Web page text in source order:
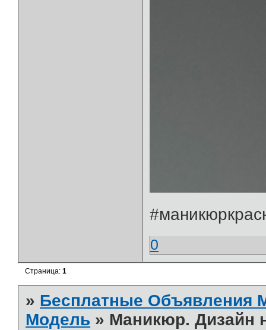
0
Страница:1
» Бесплатные
Модель » Маникюр. Дизайн